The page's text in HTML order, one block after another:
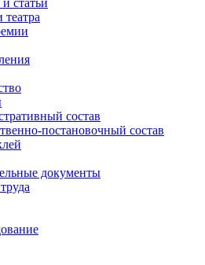
статьи
театра
состав
постановочный состав
документы